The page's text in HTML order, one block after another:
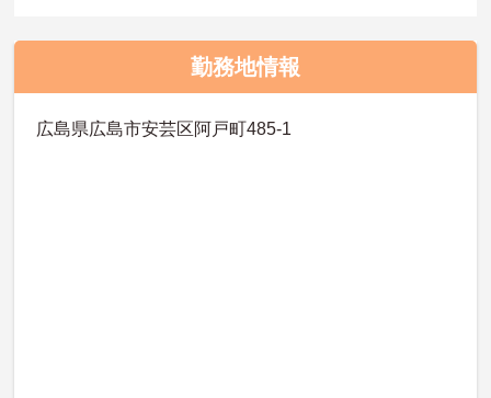
勤務地情報
広島県広島市安芸区阿戸町485-1